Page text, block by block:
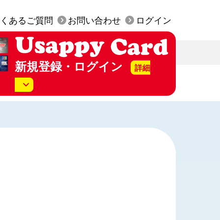
あるご質問 お問い合わせ ログイン
新規登録・ログイン 詳細
SS店頭にて発行された
無料です。